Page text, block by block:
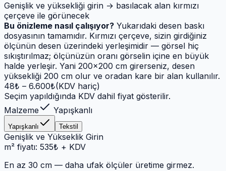
Genişlik ve yüksekliği girin → basılacak alan kırmızı
çerçeve ile görünecek
Bu önizleme nasıl çalışıyor? Yukarıdaki desen baskı
dosyasının tamamıdır. Kırmızı çerçeve, sizin girdiğiniz
ölçünün desen üzerindeki yerleşimidir — görsel hiç
sıkıştırılmaz; ölçünüzün oranı görselin içine en büyük
halde yerleşir. Yani 200×200 cm girerseniz, desen
yüksekliği 200 cm olur ve oradan kare bir alan kullanılır.
48₺ – 6.600₺(KDV hariç)
Seçim yapıldığında KDV dahil fiyat gösterilir.
Malzeme
Yapışkanlı
Yapışkanlı Tekstil
Genişlik ve Yükseklik Girin
m² fiyatı: 535₺ + KDV
En az 30 cm — daha ufak ölçüler üretime girmez.